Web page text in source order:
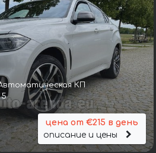
КП
5
цена от €215 в день
описание и цены